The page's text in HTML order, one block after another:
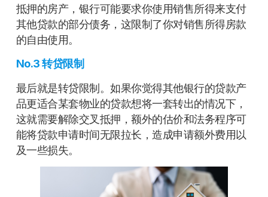
抵押的房产，银行可能要求你使用销售所得来支付
其他贷款的部分债务，这限制了你对销售所得房款
的自由使用。
No.3 转贷限制
最后就是转贷限制。如果你觉得其他银行的贷款产
品更适合某套物业的贷款想将一套转出的情况下，
这就需要解除交叉抵押，额外的估价和法务程序可
能将贷款申请时间无限拉长，造成申请额外费用以
及一些损失。